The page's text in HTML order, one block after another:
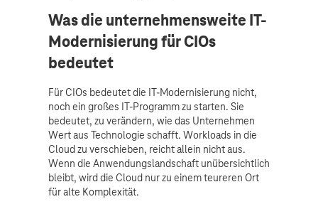
Was die unternehmensweite IT-
Modernisierung für CIOs
bedeutet
Für CIOs bedeutet die IT-Modernisierung nicht,
noch ein großes IT-Programm zu starten. Sie
bedeutet, zu verändern, wie das Unternehmen
Wert aus Technologie schafft. Workloads in die
Cloud zu verschieben, reicht allein nicht aus.
Wenn die Anwendungslandschaft unübersichtlich
bleibt, wird die Cloud nur zu einem teureren Ort
für alte Komplexität.